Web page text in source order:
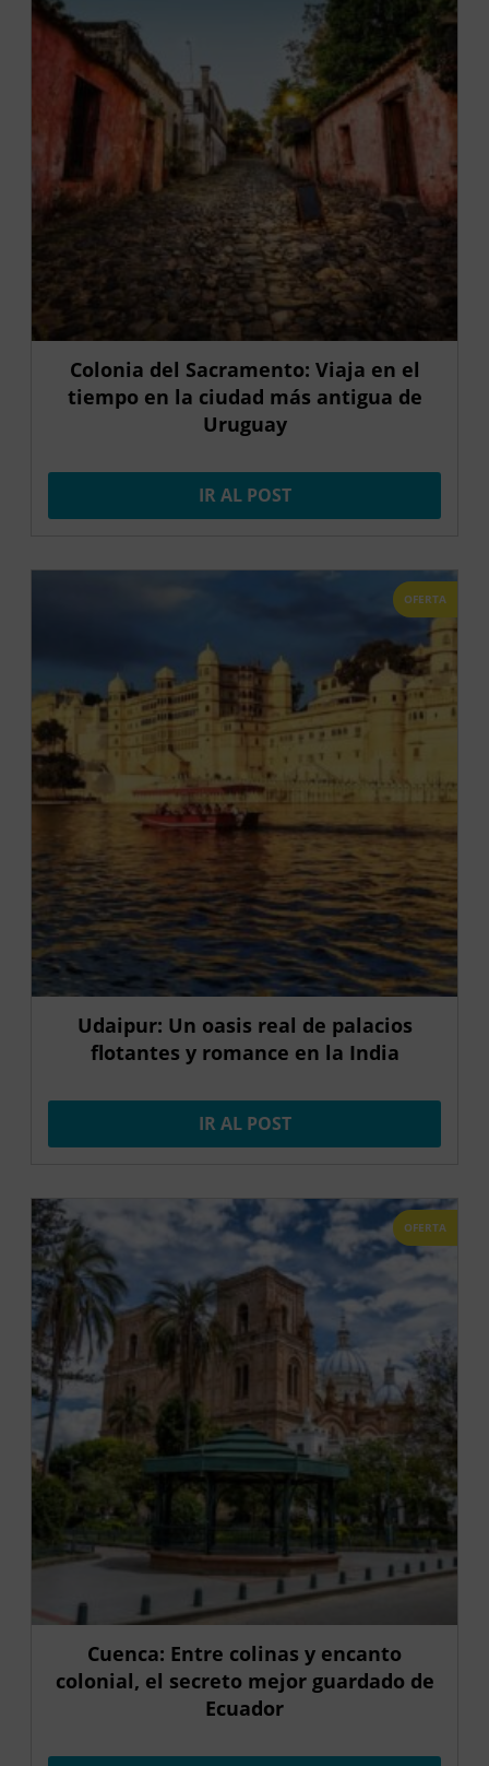
Colonia del Sacramento: Viaja en el
tiempo en la ciudad más antigua de
Uruguay
IR AL POST
OFERTA
Udaipur: Un oasis real de palacios
flotantes y romance en la India
IR AL POST
OFERTA
Cuenca: Entre colinas y encanto
colonial, el secreto mejor guardado de
Ecuador